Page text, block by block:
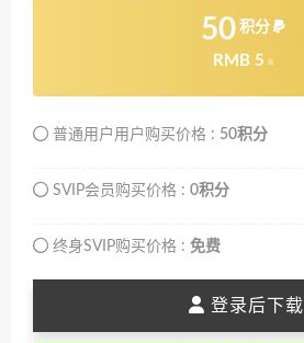
50 积分
RMB 5 元
普通用户用户购买价格 : 50积分
SVIP会员购买价格 : 0积分
终身SVIP购买价格 : 免费
登录后下载